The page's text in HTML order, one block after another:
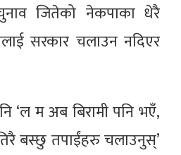
जितेको नेकपाका धेरै
सरकार चलाउन नदिएर
‘ल म अब बिरामी पनि भएँ,
बस्छु तपाईंहरु चलाउनुस्’